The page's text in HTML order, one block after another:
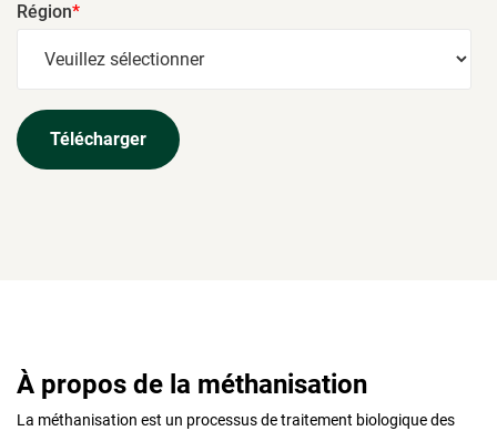
Région*
À propos de la méthanisation
La méthanisation est un processus de traitement biologique des